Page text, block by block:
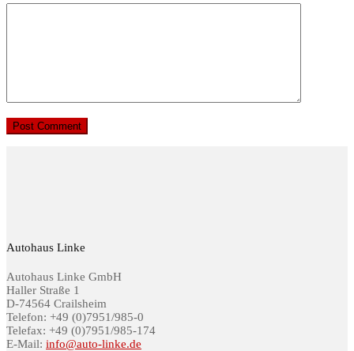
Autohaus Linke
Autohaus Linke GmbH
Haller Straße 1
D-74564 Crailsheim
Telefon: +49 (0)7951/985-0
Telefax: +49 (0)7951/985-174
E-Mail: info@auto-linke.de